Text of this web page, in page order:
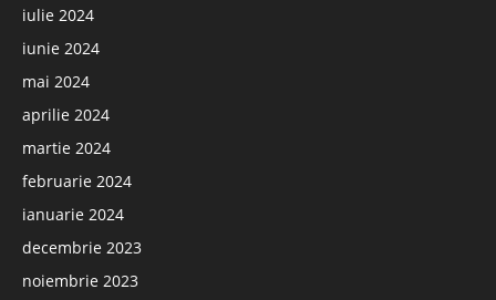
iulie 2024
iunie 2024
mai 2024
aprilie 2024
martie 2024
februarie 2024
ianuarie 2024
decembrie 2023
noiembrie 2023